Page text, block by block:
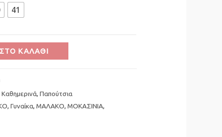
41
ΚΑΛΆΘΙ
, Παπούτσια
, Γυναίκα, ΜΑΛΑΚΟ, ΜΟΚΑΣΙΝΙΑ,